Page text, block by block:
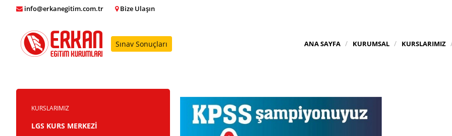
info@erkanegitim.com.tr Bize Ulaşın
Sınav Sonuçları ANA SAYFA KURUMSAL KURSLARIMIZ
KURSLARIMIZ
LGS KURS MERKEZİ